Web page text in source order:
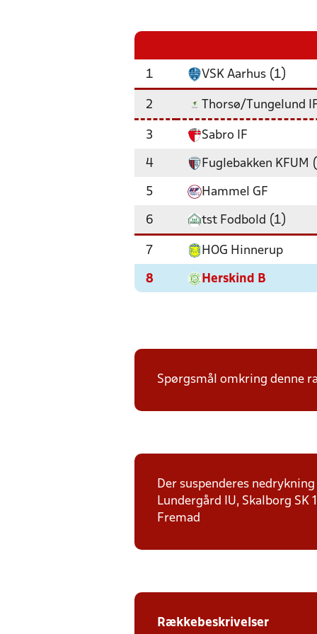
1 VSK Aarhus (1)
2 Thorsø/Tungelund
3 Sabro IF
4 Fuglebakken KFUM
5 Hammel GF
6 tst Fodbold (1)
7 HOG Hinnerup
8 Herskind B
Spørgsmål omkring denne
Der suspenderes
Lundergård IU, Skalborg SK
Fremad
Rækkebeskrivelser